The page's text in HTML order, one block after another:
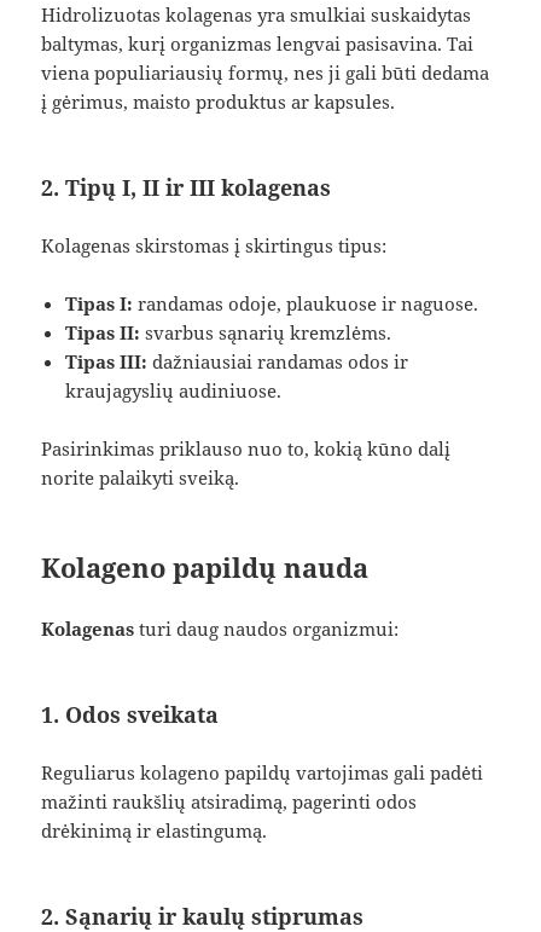
Hidrolizuotas kolagenas yra smulkiai suskaidytas
baltymas, kurį organizmas lengvai pasisavina. Tai
viena populiariausių formų, nes ji gali būti dedama
į gėrimus, maisto produktus ar kapsules.
2. Tipų I, II ir III kolagenas
Kolagenas skirstomas į skirtingus tipus:
Tipas I: randamas odoje, plaukuose ir naguose.
Tipas II: svarbus sąnarių kremzlėms.
Tipas III: dažniausiai randamas odos ir
kraujagyslių audiniuose.
Pasirinkimas priklauso nuo to, kokią kūno dalį
norite palaikyti sveiką.
Kolageno papildų nauda
Kolagenas turi daug naudos organizmui:
1. Odos sveikata
Reguliarus kolageno papildų vartojimas gali padėti
mažinti raukšlių atsiradimą, pagerinti odos
drėkinimą ir elastingumą.
2. Sąnarių ir kaulų stiprumas